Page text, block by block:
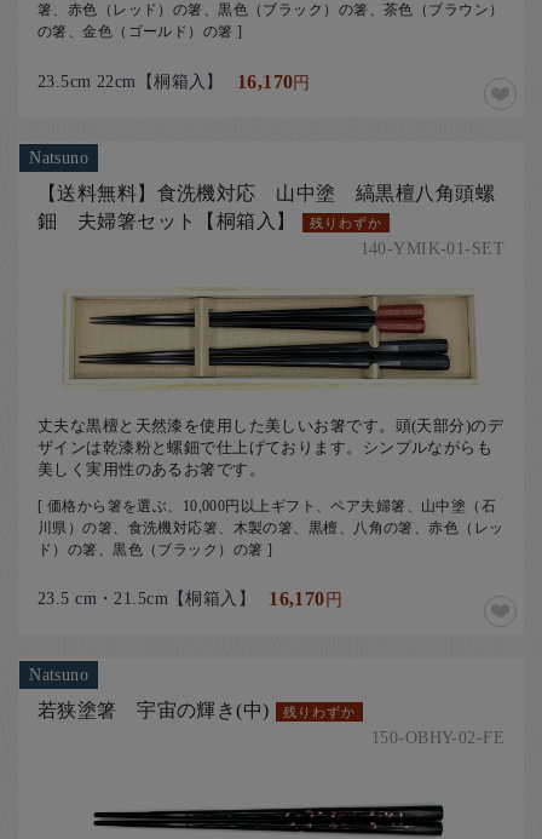
箸、赤色（レッド）の箸、黒色（ブラック）の箸、茶色（ブラウン）
の箸、金色（ゴールド）の箸 ]
23.5cm 22cm【桐箱入】 16,170円
Natsuno
【送料無料】食洗機対応 山中塗 縞黒檀八角頭螺
鈿 夫婦箸セット【桐箱入】
残りわずか
140-YMIK-01-SET
丈夫な黒檀と天然漆を使用した美しいお箸です。頭(天部分)のデ
ザインは乾漆粉と螺鈿で仕上げております。シンプルながらも
美しく実用性のあるお箸です。
[ 価格から箸を選ぶ、10,000円以上ギフト、ペア夫婦箸、山中塗（石
川県）の箸、食洗機対応箸、木製の箸、黒檀、八角の箸、赤色（レッ
ド）の箸、黒色（ブラック）の箸 ]
23.5 cm・21.5cm【桐箱入】 16,170円
Natsuno
若狭塗箸 宇宙の輝き(中) 残りわずか
150-OBHY-02-FE